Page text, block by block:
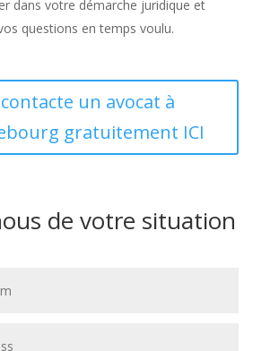
dans votre démarche juridique et
questions en temps voulu.
contacte un avocat à
gratuitement ICI
de votre situation